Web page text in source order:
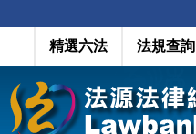
精選六法 法規查詢